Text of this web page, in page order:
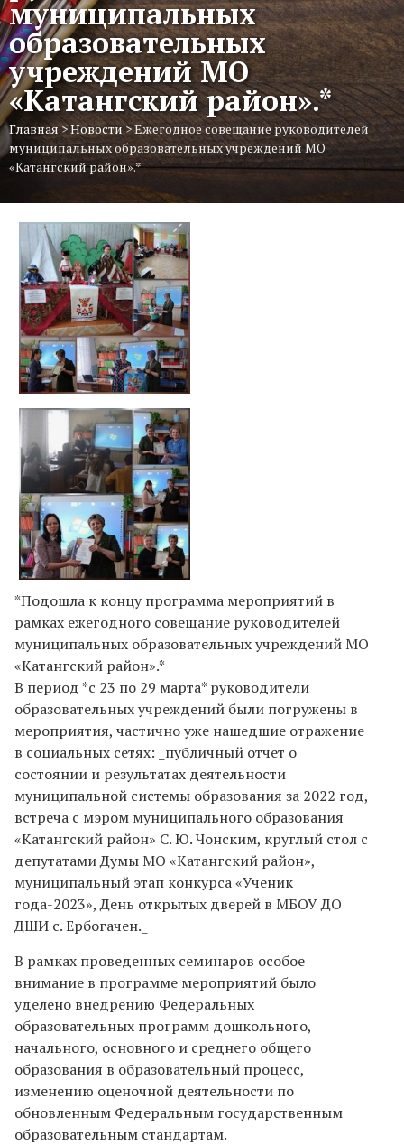
муниципальных
образовательных
учреждений МО
«Катангский район».*
Главная>Новости>Ежегодное совещание руководителей
муниципальных образовательных учреждений МО
«Катангский район».*
*Подошла к концу программа мероприятий в
рамках ежегодного совещание руководителей
муниципальных образовательных учреждений МО
«Катангский район».*
В период *с 23 по 29 марта* руководители
образовательных учреждений были погружены в
мероприятия, частично уже нашедшие отражение
в социальных сетях: _публичный отчет о
состоянии и результатах деятельности
муниципальной системы образования за 2022 год,
встреча с мэром муниципального образования
«Катангский район» С. Ю. Чонским, круглый стол с
депутатами Думы МО «Катангский район»,
муниципальный этап конкурса «Ученик
года-2023», День открытых дверей в МБОУ ДО
ДШИ с. Ербогачен._
В рамках проведенных семинаров особое
внимание в программе мероприятий было
уделено внедрению Федеральных
образовательных программ дошкольного,
начального, основного и среднего общего
образования в образовательный процесс,
изменению оценочной деятельности по
обновленным Федеральным государственным
образовательным стандартам.